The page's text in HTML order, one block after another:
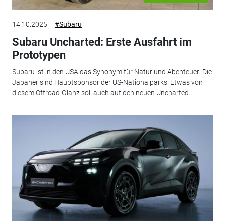
14.10.2025 #Subaru
Subaru Uncharted: Erste Ausfahrt im
Prototypen
Subaru ist in den USA das Synonym für Natur und Abenteuer: Die
Japaner sind Hauptsponsor der US-Nationalparks. Etwas von
diesem Offroad-Glanz soll auch auf den neuen Uncharted...